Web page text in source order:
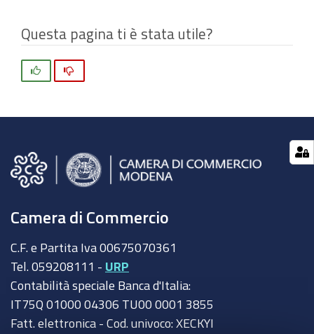
Questa pagina ti è stata utile?
Camera di Commercio
C.F. e Partita Iva 00675070361
Tel. 059208111 - URP
Contabilità speciale Banca d'Italia:
IT75Q 01000 04306 TU00 0001 3855
Fatt. elettronica - Cod. univoco: XECKYI